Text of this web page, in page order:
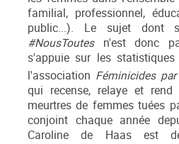
familial, professionnel,
public...). Le sujet dont
#NousToutesn'est donc
s'appuie sur les
l'association Féminicides
qui recense, relaye et
meurtres de femmes tuées
conjoint chaque année
Caroline de Haas est